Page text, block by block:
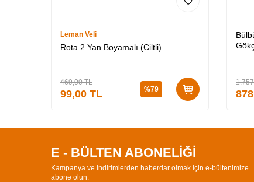
Leman Veli
Rota 2 Yan Boyamalı (Ciltli)
469,00TL
99,00 TL %79
E - BÜLTEN ABONELİĞİ
Kampanya ve indirimlerden haberdar olmak için e-bültenimize
abone olun.